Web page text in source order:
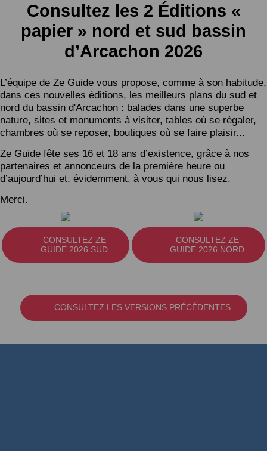
Consultez les 2 Éditions «
papier » nord et sud bassin
d’Arcachon 2026
L’équipe de Ze Guide vous propose, comme à son habitude,
dans ces nouvelles éditions, les meilleurs plans du sud et
nord du bassin d'Arcachon : balades dans une superbe
nature, sites et monuments à visiter, tables où se régaler,
chambres où se reposer, boutiques où se faire plaisir...
Ze Guide fête ses 16 et 18 ans d’existence, grâce à nos
partenaires et annonceurs de la première heure ou
d’aujourd’hui et, évidemment, à vous qui nous lisez.
Merci.
CONSULTEZ ZE
GUIDE 2026 SUD
CONSULTEZ ZE
GUIDE 2026 NORD
CONSULTEZ LES VERSIONS PRÉCÉDENTES